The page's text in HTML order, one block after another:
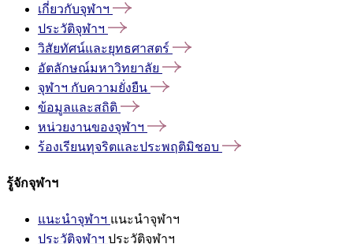
เกี่ยวกับจุฬาฯ
ประวัติจุฬาฯ
วิสัยทัศน์และยุทธศาสตร์
อัตลักษณ์มหาวิทยาลัย
จุฬาฯ กับความยั่งยืน
ข้อมูลและสถิติ
หน่วยงานของจุฬาฯ
ร้องเรียนทุจริตและประพฤติมิชอบ
รู้จักจุฬาฯ
แนะนำจุฬาฯ แนะนำจุฬาฯ
ประวัติจุฬาฯ ประวัติจุฬาฯ